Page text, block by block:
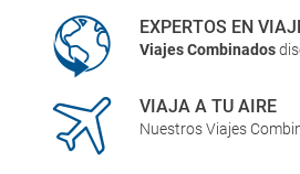
EXPERTOS EN
Viajes Combinados
VIAJA A TU AIRE
Nuestros Viajes